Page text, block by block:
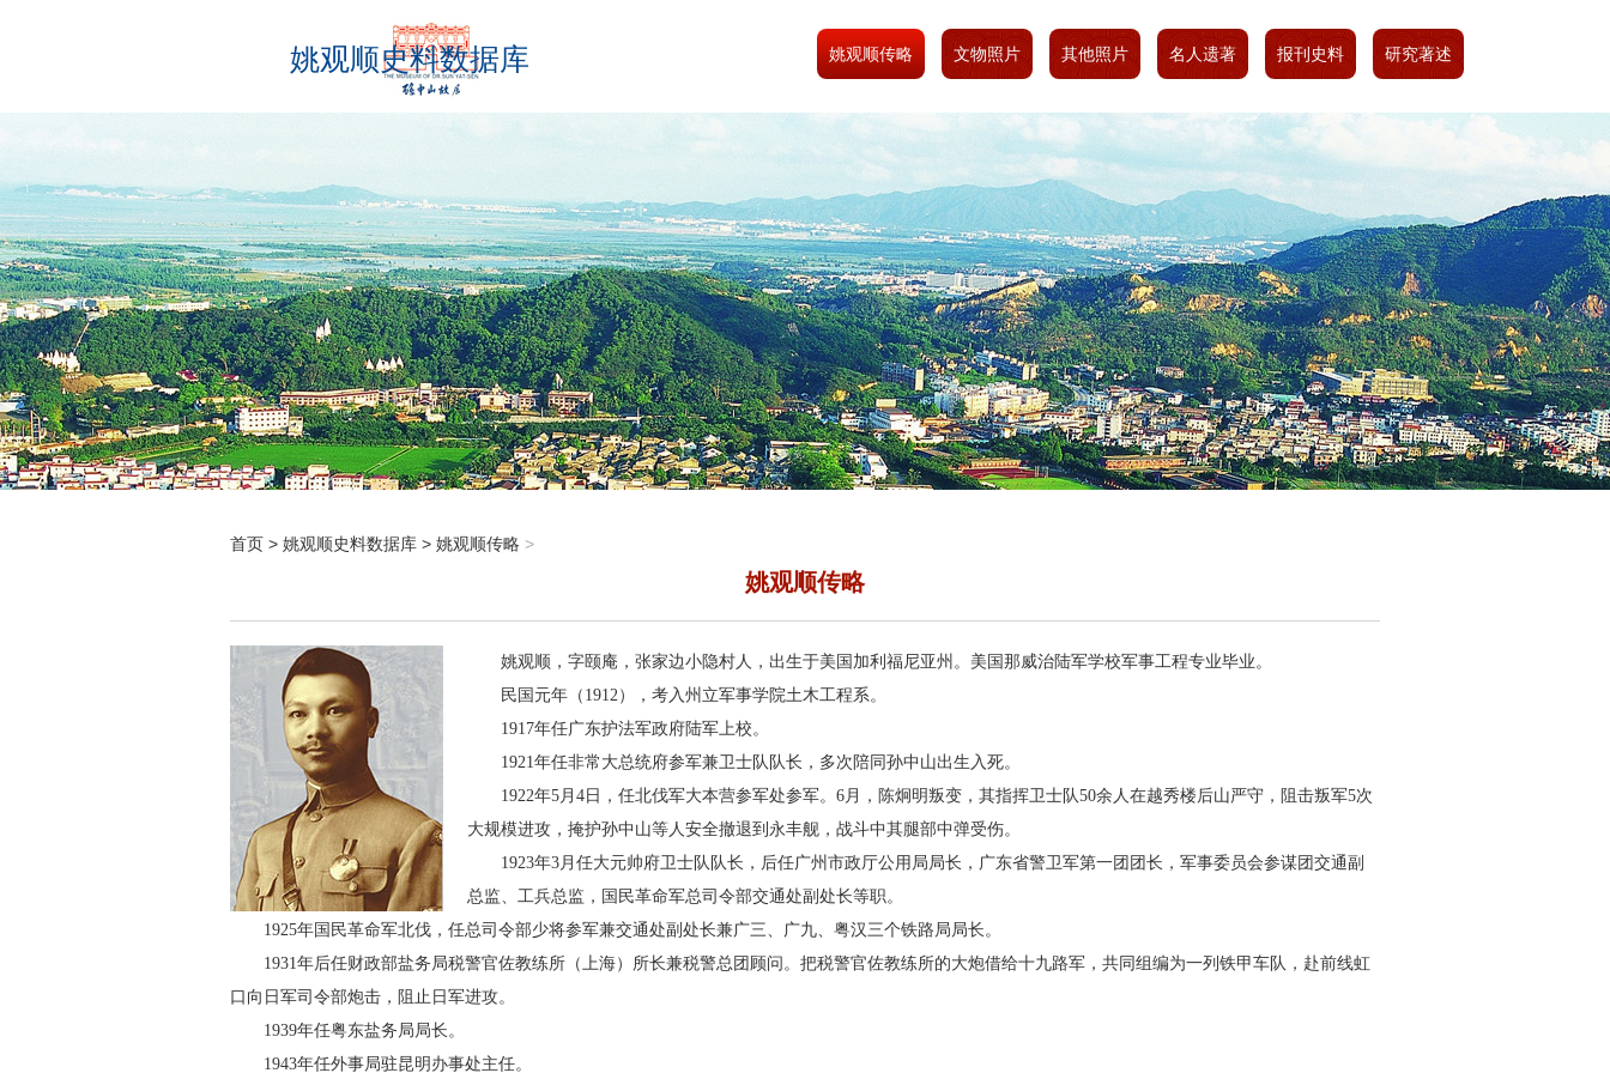
姚观顺史料数据库 姚观顺传略 文物照片 其他照片 名人遗著 报刊史料 研究著述
首页 > 姚观顺史料数据库 > 姚观顺传略 >
姚观顺传略
姚观顺，字颐庵，张家边小隐村人，出生于美国加利福尼亚州。美国那威治陆军学校军事工程专业毕业。
民国元年（1912），考入州立军事学院土木工程系。
1917年任广东护法军政府陆军上校。
1921年任非常大总统府参军兼卫士队队长，多次陪同孙中山出生入死。
1922年5月4日，任北伐军大本营参军处参军。6月，陈炯明叛变，其指挥卫士队50余人在越秀楼后山严守，阻击叛军5次
大规模进攻，掩护孙中山等人安全撤退到永丰舰，战斗中其腿部中弹受伤。
1923年3月任大元帅府卫士队队长，后任广州市政厅公用局局长，广东省警卫军第一团团长，军事委员会参谋团交通副
总监、工兵总监，国民革命军总司令部交通处副处长等职。
1925年国民革命军北伐，任总司令部少将参军兼交通处副处长兼广三、广九、粤汉三个铁路局局长。
1931年后任财政部盐务局税警官佐教练所（上海）所长兼税警总团顾问。把税警官佐教练所的大炮借给十九路军，共同组编为一列铁甲车队，赴前线虹
口向日军司令部炮击，阻止日军进攻。
1939年任粤东盐务局局长。
1943年任外事局驻昆明办事处主任。